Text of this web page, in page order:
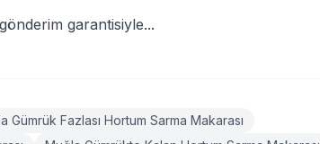
garantisiyle...
Gümrük Fazlası Hortum Sarma Makarası